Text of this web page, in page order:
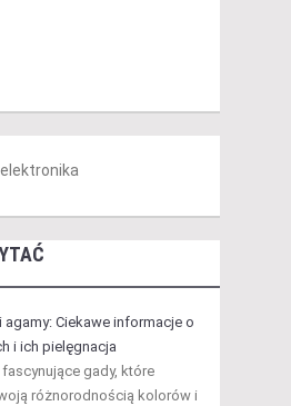
Ciekawe informacje o
i ich pielęgnacja
gady, które
różnorodnością kolorów i